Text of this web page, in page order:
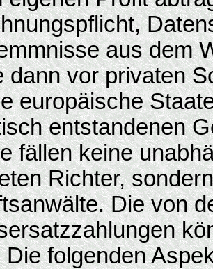
aus dem
dann vor privaten
europäische
entstandenen
fällen keine
Richter,
Die von
Die folgenden